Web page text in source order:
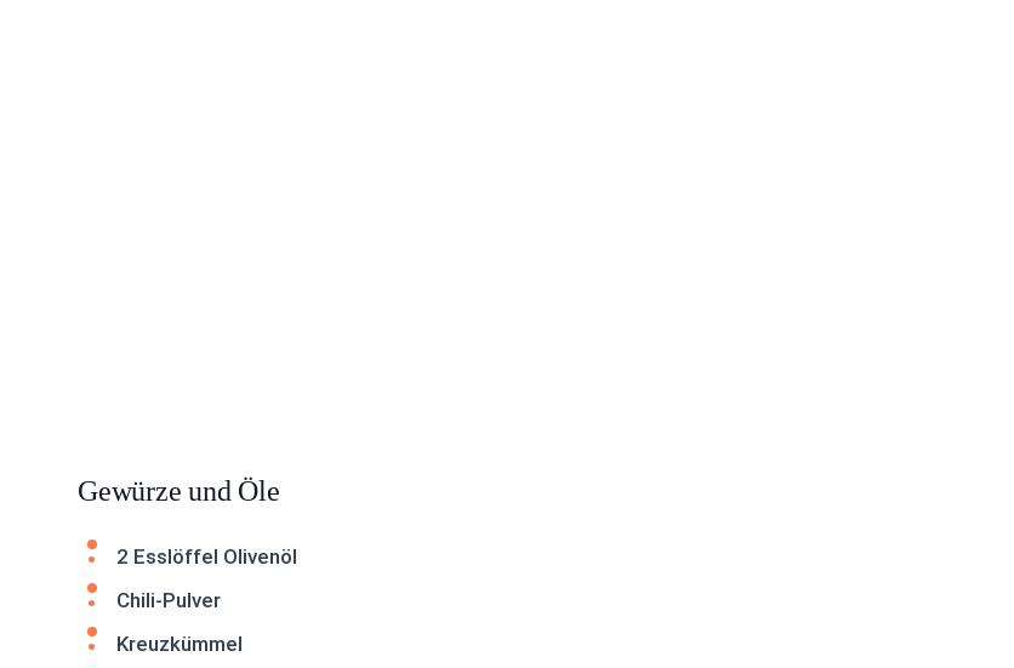
Gewürze und Öle
2 Esslöffel Olivenöl
Chili-Pulver
Kreuzkümmel